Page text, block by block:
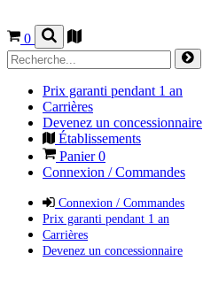
0
Prix garanti pendant 1 an
Carrières
Devenez un concessionnaire
Établissements
Panier0
Connexion / Commandes
Connexion / Commandes
Prix garanti pendant 1 an
Carrières
Devenez un concessionnaire